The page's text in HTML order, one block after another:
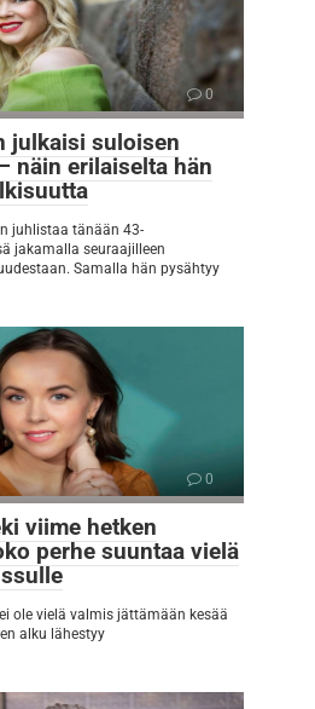
0
julkaisi suloisen
näin erilaiselta hän
juhlistaa tänään 43-
jakamalla seuraajilleen
Samalla hän pysähtyy
0
viime hetken
perhe suuntaa vielä
ole vielä valmis jättämään kesää
alku lähestyy